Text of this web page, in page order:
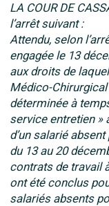
LA COUR DE
l’arrêt suivant :
Attendu, selon
engagée le 13
aux droits de
Médico-
déterminée à
service entretien »
d’un salarié
du 13 au 20
contrats de travail
ont été conclus
salariés absents